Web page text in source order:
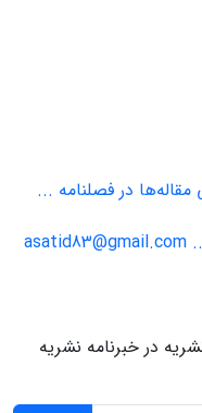
در فصلنامه ...
در خبرنامه نشریه